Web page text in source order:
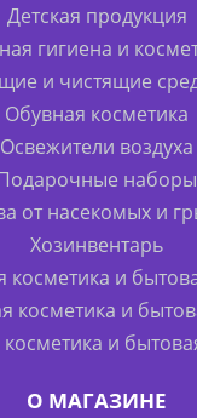
Детская продукция
гигиена и
и чистящие
Обувная косметика
Освежители воздуха
наборы
от насекомых и
Хозинвентарь
косметика и
косметика и
косметика и
О МАГАЗИНЕ